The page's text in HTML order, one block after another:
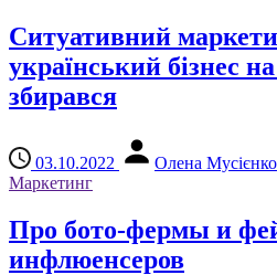
Ситуативний
український бізнес
збирався
03.10.2022
Олена Мусієнко
Маркетинг
Про бото-фермы и
инфлюенсеров